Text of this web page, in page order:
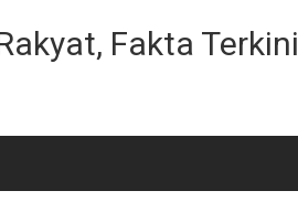
Fakta Terkini